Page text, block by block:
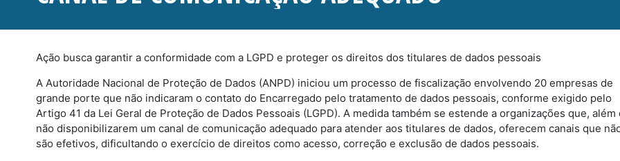
Ação busca garantir a conformidade com a LGPD e proteger os direitos dos titulares de dados pessoais
A Autoridade Nacional de Proteção de Dados (ANPD) iniciou um processo de fiscalização envolvendo 20 empresas de
grande porte que não indicaram o contato do Encarregado pelo tratamento de dados pessoais, conforme exigido pelo
Artigo 41 da Lei Geral de Proteção de Dados Pessoais (LGPD). A medida também se estende a organizações que, além
não disponibilizarem um canal de comunicação adequado para atender aos titulares de dados, oferecem canais que
são efetivos, dificultando o exercício de direitos como acesso, correção e exclusão de dados pessoais.